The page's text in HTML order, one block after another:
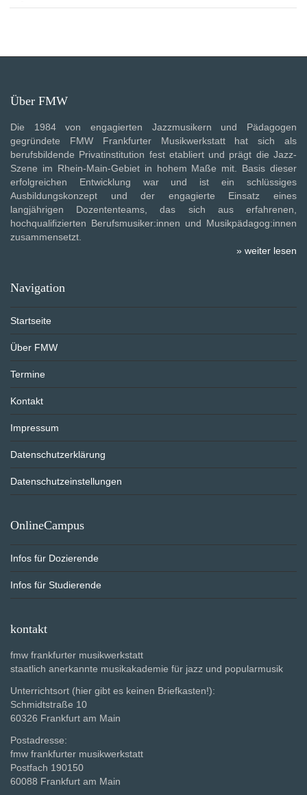
Über FMW
Die 1984 von engagierten Jazzmusikern und Pädagogen
gegründete FMW Frankfurter Musikwerkstatt hat sich als
berufsbildende Privatinstitution fest etabliert und prägt die Jazz-
Szene im Rhein-Main-Gebiet in hohem Maße mit. Basis dieser
erfolgreichen Entwicklung war und ist ein schlüssiges
Ausbildungskonzept und der engagierte Einsatz eines
langjährigen Dozententeams, das sich aus erfahrenen,
hochqualifizierten Berufsmusiker:innen und Musikpädagog:innen
zusammensetzt.
» weiter lesen
Navigation
Startseite
Über FMW
Termine
Kontakt
Impressum
Datenschutzerklärung
Datenschutzeinstellungen
OnlineCampus
Infos für Dozierende
Infos für Studierende
kontakt
fmw frankfurter musikwerkstatt
staatlich anerkannte musikakademie für jazz und popularmusik
Unterrichtsort (hier gibt es keinen Briefkasten!):
Schmidtstraße 10
60326 Frankfurt am Main
Postadresse:
fmw frankfurter musikwerkstatt
Postfach 190150
60088 Frankfurt am Main